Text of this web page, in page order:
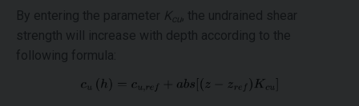
By entering the parameter K cu, the undrained shear
strength will increase with depth according to the
following formula: